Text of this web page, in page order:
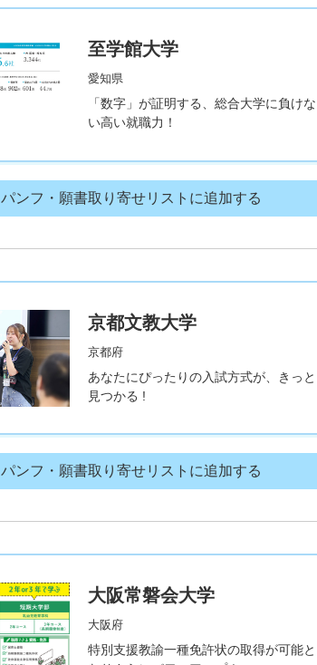
至学館大学
愛知県
「数字」が証明する、総合大学に負けな
い高い就職力！
パンフ・願書取り寄せリストに追加する
京都文教大学
京都府
あなたにぴったりの入試方式が、きっと
見つかる !
パンフ・願書取り寄せリストに追加する
大阪常磐会大学
大阪府
特別支援教諭一種免許状の取得が可能と